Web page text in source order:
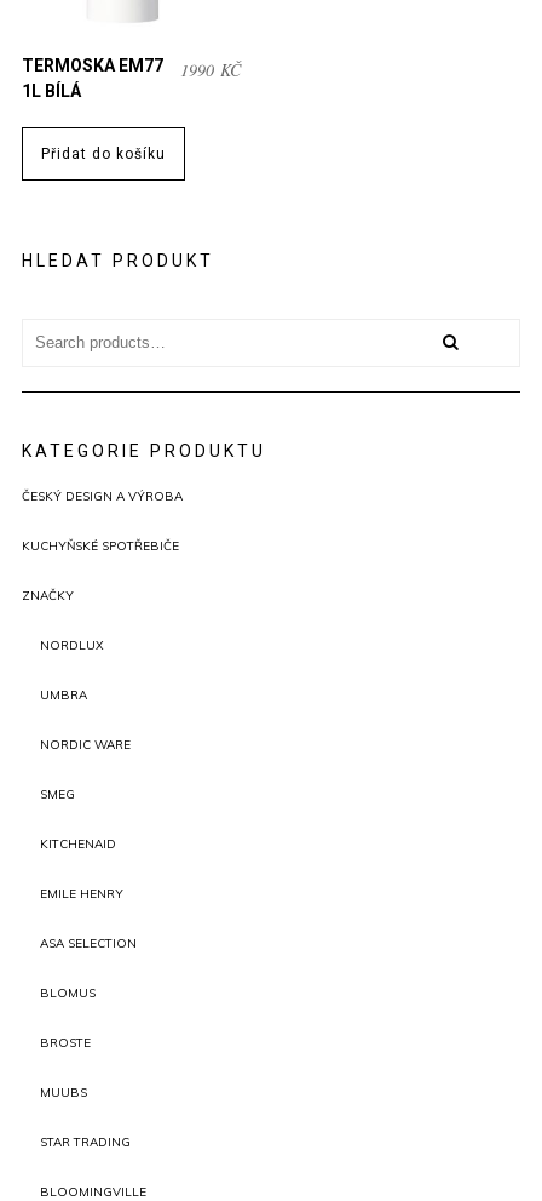
TERMOSKA EM77
1L BÍLÁ
1990 KČ
Přidat do košíku
HLEDAT PRODUKT
for:
KATEGORIE PRODUKTU
ČESKÝ DESIGN A VÝROBA
KUCHYŇSKÉ SPOTŘEBIČE
ZNAČKY
NORDLUX
UMBRA
NORDIC WARE
SMEG
KITCHENAID
EMILE HENRY
ASA SELECTION
BLOMUS
BROSTE
MUUBS
STAR TRADING
BLOOMINGVILLE